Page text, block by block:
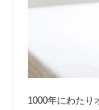
1000年にわたり